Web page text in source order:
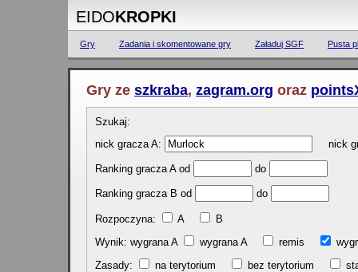
EIDOKROPKI
Gry Zadania i skomentowane gry Załaduj SGF Pusta
Gry ze szkraba, zagram.org oraz
Szukaj:
nick gracza A:
nick
Ranking gracza A od do
Ranking gracza B od do
Rozpoczyna: A
B
Wynik: wygrana A
wygrana A remis
Zasady:
na terytorium bez terytorium